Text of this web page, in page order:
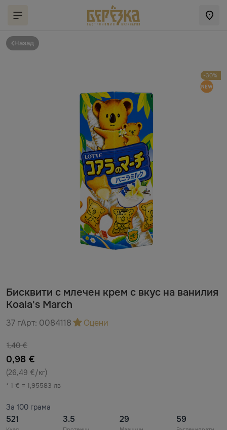
Назад
-30%
Бисквити с млечен крем с вкус на ванилия
Koala's March
37 гАрт: 0084118 Оцени
1,40 €
0,98 €
(26,49 €/кг)
* 1 € = 1,95583 лв
За 100 грама
521 3.5 29 59